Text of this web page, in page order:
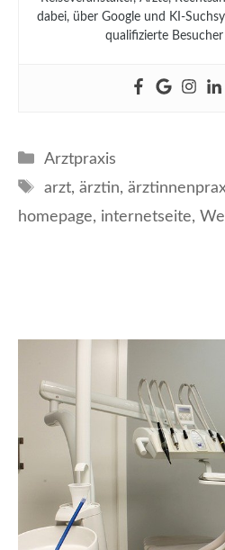
dabei, über Google und KI-
qualifizierte
Kategorien
Arztpraxis
Schlagwörter
arzt, ärztin,
homepage, internetseite,